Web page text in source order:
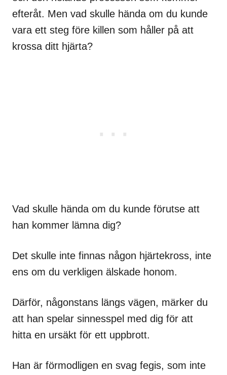
efteråt. Men vad skulle hända om du kunde
vara ett steg före killen som håller på att
krossa ditt hjärta?
Vad skulle hända om du kunde förutse att
han kommer lämna dig?
Det skulle inte finnas någon hjärtekross, inte
ens om du verkligen älskade honom.
Därför, någonstans längs vägen, märker du
att han spelar sinnesspel med dig för att
hitta en ursäkt för ett uppbrott.
Han är förmodligen en svag fegis, som inte